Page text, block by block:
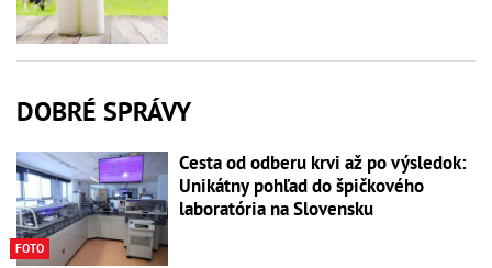
DOBRÉ SPRÁVY
FOTO
Cesta od odberu krvi až po výsledok:
Unikátny pohľad do špičkového
laboratória na Slovensku